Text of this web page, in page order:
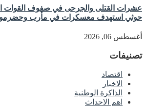
عشرات القتلى والجرحى في صفوف
حوثي استهدف معسكرات في مأرب
أغسطس 06, 2026
تصنيفات
اقتصاد
الاخبار
الذاكرة الوطنية
اهم الاحداث